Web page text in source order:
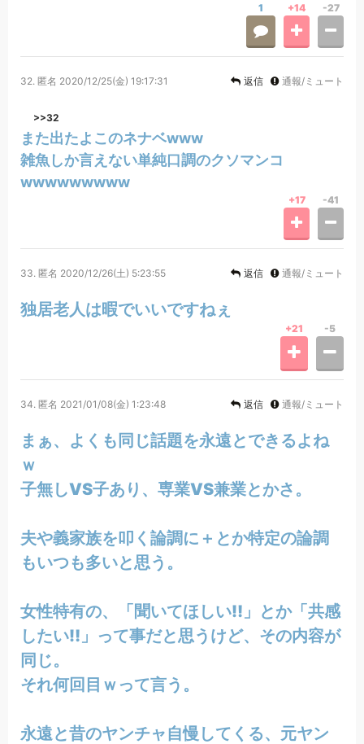
1 +14 -27
32. 匿名 2020/12/25(金) 19:17:31 返信 通報/ミュート
>>32
また出たよこのネナベwww
雑魚しか言えない単純口調のクソマンコ
wwwwwwwww
+17 -41
33. 匿名 2020/12/26(土) 5:23:55 返信 通報/ミュート
独居老人は暇でいいですねぇ
+21 -5
34. 匿名 2021/01/08(金) 1:23:48 返信 通報/ミュート
まぁ、よくも同じ話題を永遠とできるよね
ｗ
子無しVS子あり、専業VS兼業とかさ。
夫や義家族を叩く論調に＋とか特定の論調
もいつも多いと思う。
女性特有の、「聞いてほしい‼」とか「共感
したい‼」って事だと思うけど、その内容が
同じ。
それ何回目ｗって言う。
永遠と昔のヤンチャ自慢してくる、元ヤン